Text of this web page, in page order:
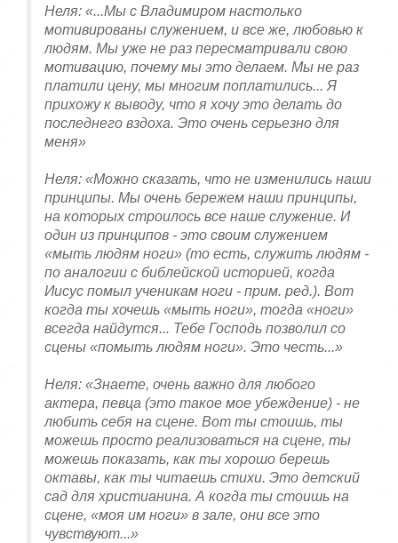
Неля: «...Мы с Владимиром настолько
мотивированы служением, и все же, любовью к
людям. Мы уже не раз пересматривали свою
мотивацию, почему мы это делаем. Мы не раз
платили цену, мы многим поплатились... Я
прихожу к выводу, что я хочу это делать до
последнего вздоха. Это очень серьезно для
меня»
Неля: «Можно сказать, что не изменились наши
принципы. Мы очень бережем наши принципы,
на которых строилось все наше служение. И
один из принципов - это своим служением
«мыть людям ноги» (то есть, служить людям -
по аналогии с библейской историей, когда
Иисус помыл ученикам ноги - прим. ред.). Вот
когда ты хочешь «мыть ноги», тогда «ноги»
всегда найдутся... Тебе Господь позволил со
сцены «помыть людям ноги». Это честь...»
Неля: «Знаете, очень важно для любого
актера, певца (это такое мое убеждение) - не
любить себя на сцене. Вот ты стоишь, ты
можешь просто реализоваться на сцене, ты
можешь показать, как ты хорошо берешь
октавы, как ты читаешь стихи. Это детский
сад для христианина. А когда ты стоишь на
сцене, «моя им ноги» в зале, они все это
чувствуют...»